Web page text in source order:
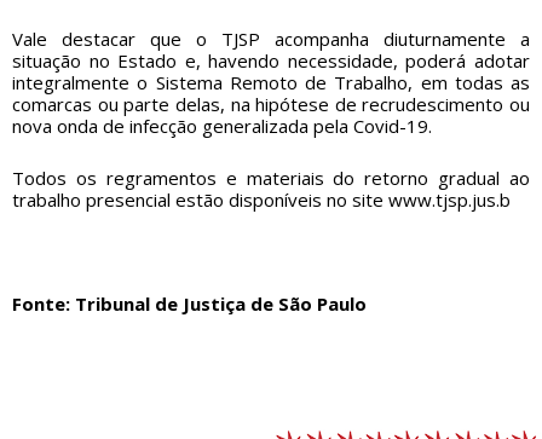
Vale destacar que o TJSP acompanha diuturnamente a
situação no Estado e, havendo necessidade, poderá adotar
integralmente o Sistema Remoto de Trabalho, em todas as
comarcas ou parte delas, na hipótese de recrudescimento ou
nova onda de infecção generalizada pela Covid-19.
Todos os regramentos e materiais do retorno gradual ao
trabalho presencial estão disponíveis no site www.tjsp.jus.b
Fonte: Tribunal de Justiça de São Paulo